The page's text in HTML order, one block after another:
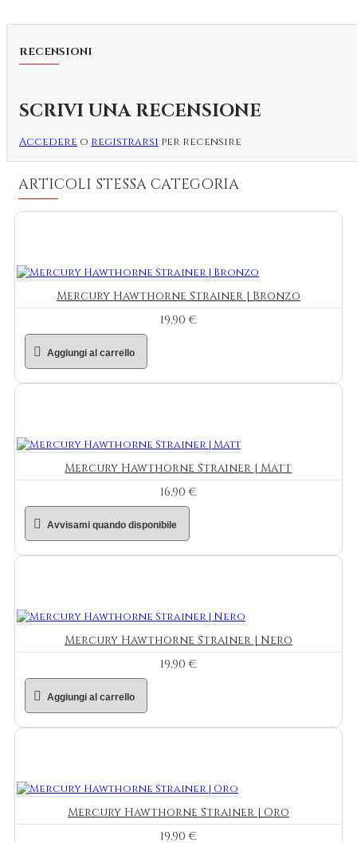
RECENSIONI
SCRIVI UNA RECENSIONE
Accedere o registrarsi per recensire
ARTICOLI STESSA CATEGORIA
Mercury Hawthorne Strainer | Bronzo
19,90 €
Aggiungi al carrello
Mercury Hawthorne Strainer | Matt
16,90 €
Avvisami quando disponibile
Mercury Hawthorne Strainer | Nero
19,90 €
Aggiungi al carrello
Mercury Hawthorne Strainer | Oro
19,90 €